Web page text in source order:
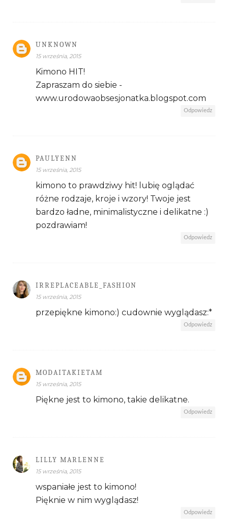
UNKNOWN
15 września, 2015
Kimono HIT!
Zapraszam do siebie -
www.urodowaobsesjonatka.blogspot.com
Odpowiedz
PAULYENN
15 września, 2015
kimono to prawdziwy hit! lubię oglądać
różne rodzaje, kroje i wzory! Twoje jest
bardzo ładne, minimalistyczne i delikatne :)
pozdrawiam!
Odpowiedz
IRREPLACEABLE_FASHION
15 września, 2015
przepiękne kimono:) cudownie wyglądasz:*
Odpowiedz
MODAITAKIETAM
15 września, 2015
Piękne jest to kimono, takie delikatne.
Odpowiedz
LILLY MARLENNE
15 września, 2015
wspaniałe jest to kimono!
Pięknie w nim wyglądasz!
Odpowiedz